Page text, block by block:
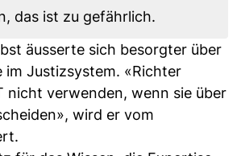
das ist zu gefährlich.
äusserte sich besorgter über
im Justizsystem. «Richter
nicht verwenden, wenn sie über
wird er vom